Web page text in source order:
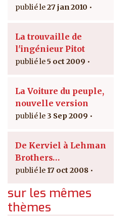
27 jan 2010
La trouvaille de
l'ingénieur Pitot
5 oct 2009
La Voiture du peuple,
nouvelle version
3 Sep 2009
De Kerviel à Lehman
Brothers…
17 oct 2008
sur les mêmes
thèmes